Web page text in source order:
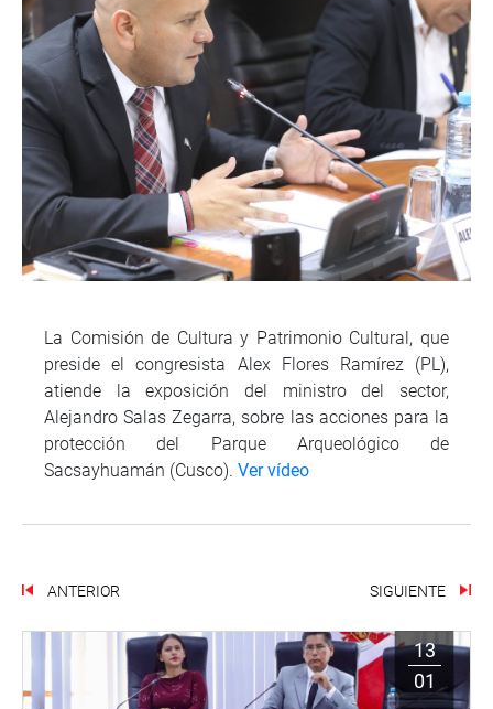
La Comisión de Cultura y Patrimonio Cultural, que
preside el congresista Alex Flores Ramírez (PL),
atiende la exposición del ministro del sector,
Alejandro Salas Zegarra, sobre las acciones para la
protección del Parque Arqueológico de
Sacsayhuamán (Cusco). Ver vídeo
ANTERIOR SIGUIENTE
13
01